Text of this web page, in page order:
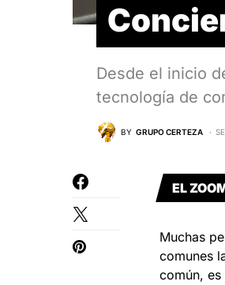
Desde el inicio
tecnología de
BY GRUPO CERTEZA
EL
Muchas
comunes
común, es